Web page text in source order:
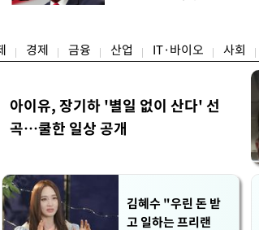
경제 금융 산업 IT·바이오 사회
아이유, 장기하 '별일 없이 산다' 선
곡…쿨한 일상 공개
김혜수 "우린 돈 받
고 일하는 프리랜